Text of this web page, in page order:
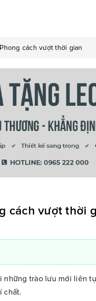
cách vượt thời gian
cách vượt thời
trào lưu mới liên
chất.